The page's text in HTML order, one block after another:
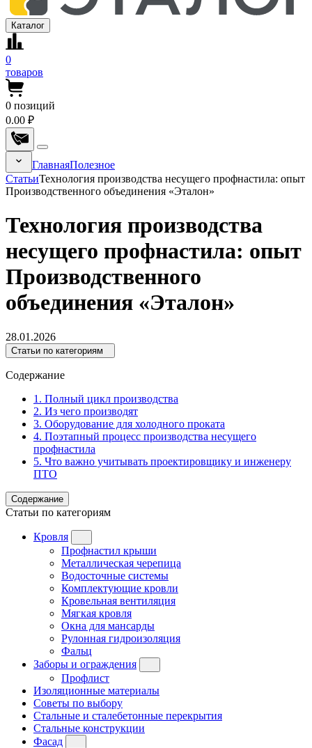
Каталог
0
товаров
0 позиций
0.00 ₽
ГлавнаяПолезное
СтатьиТехнология производства несущего профнастила: опыт
Производственного объединения «Эталон»
Технология производства
несущего профнастила: опыт
Производственного
объединения «Эталон»
28.01.2026
Статьи по категориям
Содержание
1. Полный цикл производства
2. Из чего производят
3. Оборудование для холодного проката
4. Поэтапный процесс производства несущего
профнастила
5. Что важно учитывать проектировщику и инженеру
ПТО
Содержание
Статьи по категориям
Кровля
Профнастил крыши
Металлическая черепица
Водосточные системы
Комплектующие кровли
Кровельная вентиляция
Мягкая кровля
Окна для мансарды
Рулонная гидроизоляция
Фальц
Заборы и ограждения
Профлист
Изоляционные материалы
Советы по выбору
Стальные и сталебетонные перекрытия
Стальные конструкции
Фасад